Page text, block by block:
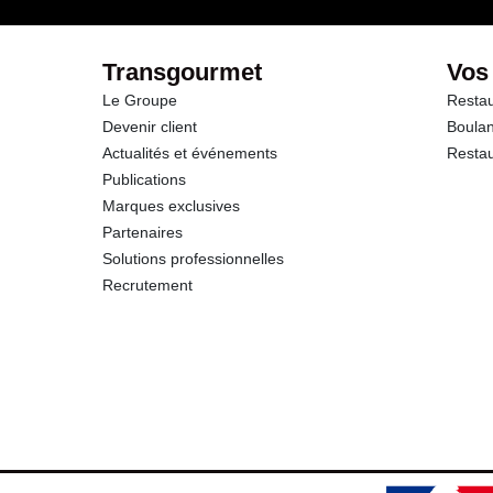
Protéines
Sel
Transgourmet
Le Groupe
Devenir client
Actualités et événements
Publications
Marques exclusives
Partenaires
Solutions professionnelles
Recrutement